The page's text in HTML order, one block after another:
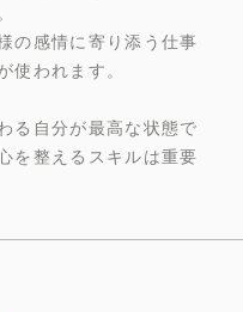
の感情に寄り添う仕事
使われます。
る自分が最高な状態で
を整えるスキルは重要